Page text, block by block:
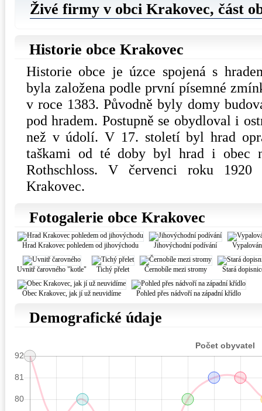
Živé firmy v obci Krakovec, část
Historie obce Krakovec
Historie obce je úzce spojená s
byla založena podle první písemné
v roce 1383. Původně byly domy
pod hradem. Postupně se obydloval i
než v údolí. V 17. století byl hrad
taškami od té doby byl hrad i obec
Rothschloss. V červenci roku
Krakovec.
Fotogalerie obce Krakovec
Hrad Krakovec pohledem od jihovýchodu Jihovýchodní podívání
Uvnitř čarovného "kotle" Tichý přelet Černobíle mezi stromy Stará
Obec Krakovec, jak jí už neuvidíme Pohled přes nádvoří na západní křídlo
Demografické údaje